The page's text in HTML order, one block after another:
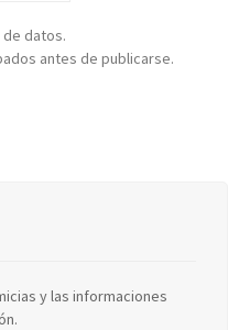
datos.
antes de publicarse.
y las informaciones